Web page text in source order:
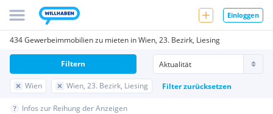
Einloggen
434 Gewerbeimmobilien zu mieten in Wien, 23. Bezirk, Liesing
Wien Wien, 23. Bezirk, Liesing Filter zurücksetzen
Filtern
Infos zur Reihung der Anzeigen